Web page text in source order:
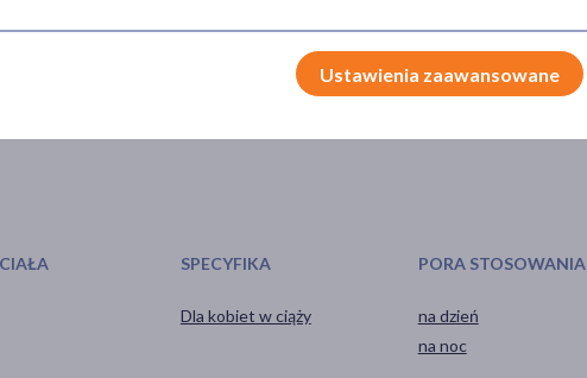
TYP PRODUKTU POSTAĆ
SPECYFIKA
Dla kobiet w ciąży
PORA STOSOWANIA
na dzień
na noc
Ustawienia zaawansowane